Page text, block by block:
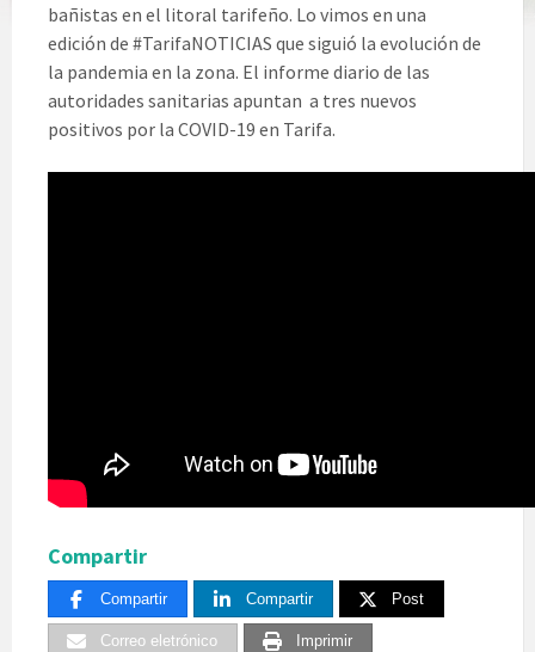
bañistas en el litoral tarifeño. Lo vimos en una
edición de #TarifaNOTICIAS que siguió la evolución de
la pandemia en la zona. El informe diario de las
autoridades sanitarias apuntan a tres nuevos
positivos por la COVID-19 en Tarifa.
Compartir
Compartir Compartir Post
Correo eletrónico Imprimir